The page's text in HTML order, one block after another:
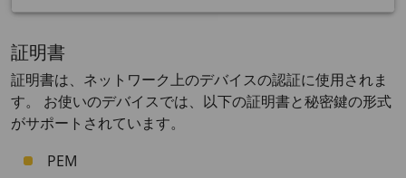
証明書
証明書は、ネットワーク上のデバイスの認証に使用されま
す。 お使いのデバイスでは、以下の証明書と秘密鍵の形式
がサポートされています。
PEM